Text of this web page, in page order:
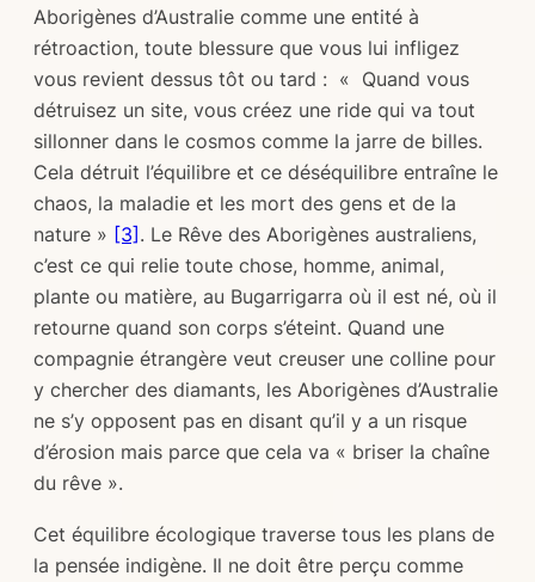
Aborigènes d’Australie comme une entité à
rétroaction, toute blessure que vous lui infligez
vous revient dessus tôt ou tard : « Quand vous
détruisez un site, vous créez une ride qui va tout
sillonner dans le cosmos comme la jarre de billes.
Cela détruit l’équilibre et ce déséquilibre entraîne le
chaos, la maladie et les mort des gens et de la
nature » [3] . Le Rêve des Aborigènes australiens,
c’est ce qui relie toute chose, homme, animal,
plante ou matière, au Bugarrigarra où il est né, où il
retourne quand son corps s’éteint. Quand une
compagnie étrangère veut creuser une colline pour
y chercher des diamants, les Aborigènes d’Australie
ne s’y opposent pas en disant qu’il y a un risque
d’érosion mais parce que cela va « briser la chaîne
du rêve ».
Cet équilibre écologique traverse tous les plans de
la pensée indigène. Il ne doit être perçu comme